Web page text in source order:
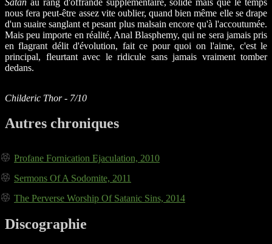
nous fera peut-être assez vite oublier, quand bien même elle se drape
d'un suaire sanglant et pesant plus malsain encore qu'à l'accoutumée.
Mais peu importe en réalité, Anal Blasphemy, qui ne sera jamais pris
en flagrant délit d'évolution, fait ce pour quoi on l'aime, c'est le
principal, fleurtant avec le ridicule sans jamais vraiment tomber
dedans.
Childeric Thor - 7/10
Autres chroniques
Profane Fornication Ejaculation, 2010
Sermons Of A Sodomite, 2011
The Perverse Worship Of Satanic Sins, 2014
Discographie